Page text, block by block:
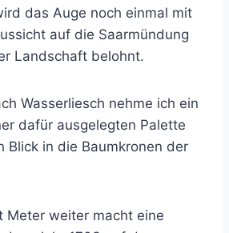
das Auge noch einmal mit
auf die Saarmündung
Landschaft belohnt.
Wasserliesch nehme ich ein
dafür ausgelegten Palette
Blick in die Baumkronen der
Meter weiter macht eine